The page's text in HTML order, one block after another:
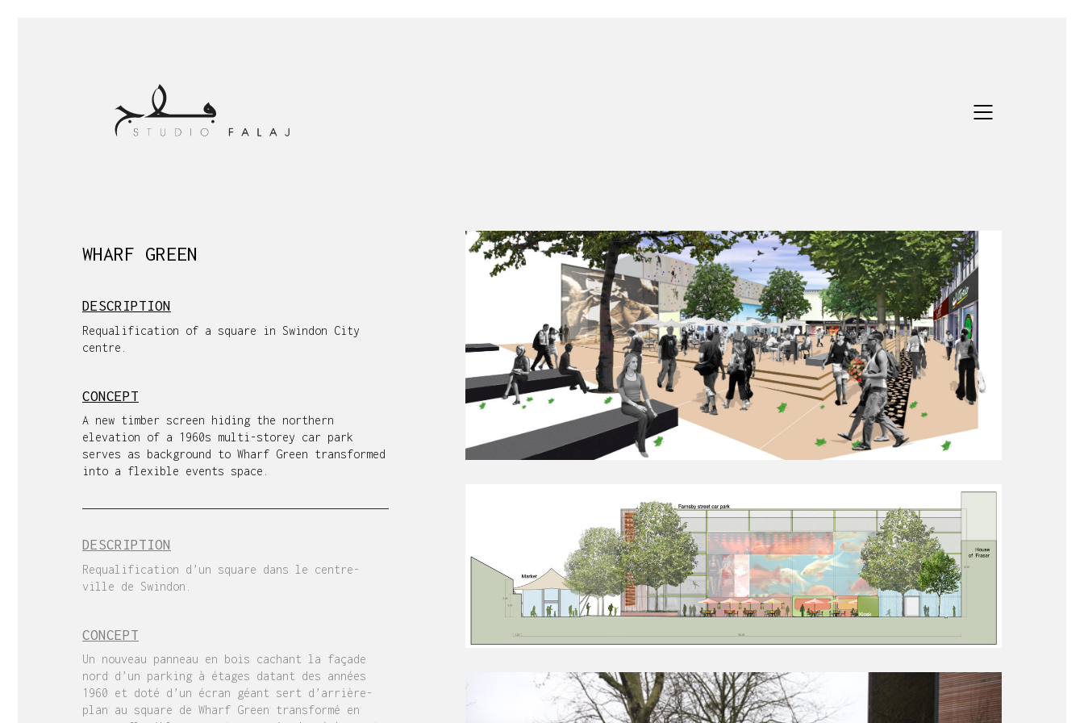
WHARF GREEN
DESCRIPTION
Requalification of a square in Swindon City
centre.
CONCEPT
A new timber screen hiding the northern
elevation of a 1960s multi-storey car park
serves as background to Wharf Green transformed
into a flexible events space.
DESCRIPTION
Requalification d’un square dans le centre-
ville de Swindon.
CONCEPT
Un nouveau panneau en bois cachant la façade
nord d’un parking à étages datant des années
1960 et doté d’un écran géant sert d’arrière-
plan au square de Wharf Green transformé en